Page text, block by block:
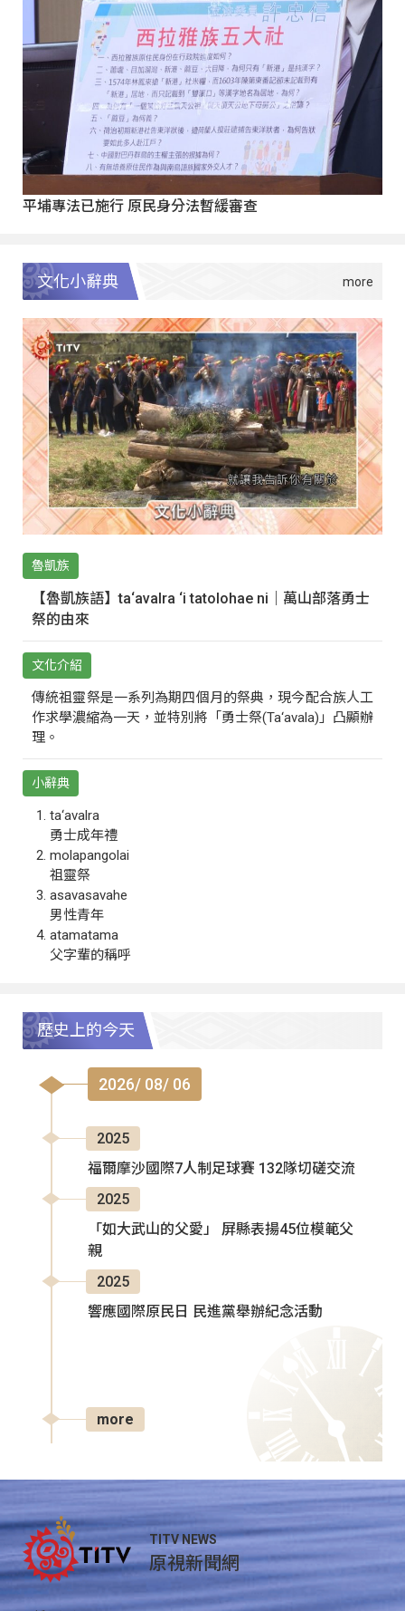
平埔專法已施行 原民身分法暫緩審查
文化小辭典
魯凱族
【魯凱族語】ta‘avalra ‘i tatolohae ni｜萬山部落勇士
祭的由來
文化介紹
傳統祖靈祭是一系列為期四個月的祭典，現今配合族人工
作求學濃縮為一天，並特別將「勇士祭(Ta‘avala)」凸顯辦
理。
小辭典
ta‘avalra
勇士成年禮
molapangolai
祖靈祭
asavasavahe
男性青年
atamatama
父字輩的稱呼
歷史上的今天
2026/ 08/ 06
2025
福爾摩沙國際7人制足球賽 132隊切磋交流
2025
「如大武山的父愛」 屏縣表揚45位模範父
親
2025
響應國際原民日 民進黨舉辦紀念活動
more
TITV NEWS
原視新聞網